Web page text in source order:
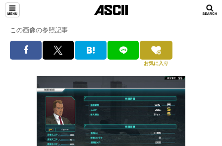
この画像の参照記事
お気に入り